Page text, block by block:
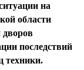
на
области
последствий
техники.